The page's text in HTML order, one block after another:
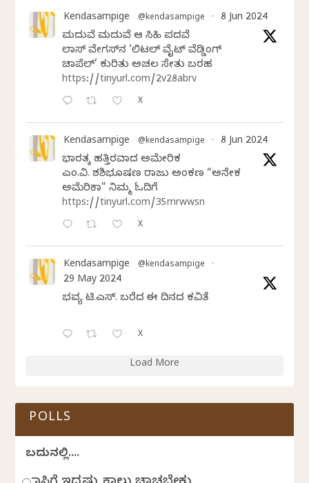
Kendasampige @kendasampige · 8 Jun 2024
ಮದುವೆ ಮದುವೆ ಆ ಸಿಹಿ ಪದವೆ
ಲಾಸ್‌ ವೇಗಸ್‌ನ ‘ಲಿಟಲ್ ವೈಟ್ ವೆಡ್ಡಿಂಗ್
ಚಾಪೆಲ್’ ಕುರಿತು ಅಚಲ ಸೇತು ಬರಹ
https://tinyurl.com/2v28abrv
X
Kendasampige @kendasampige · 8 Jun 2024
ಭಾರತಕ್ಕೆ ಹತ್ತಿರವಾದ ಅಮೇರಿಕ
ಎಂ.ವಿ. ಶಶಿಭೂಷಣ ರಾಜು ಅಂಕಣ “ಅನೇಕ
ಅಮೆರಿಕಾ” ನಿಮ್ಮ ಓದಿಗೆ
https://tinyurl.com/35mrwwsn
X
Kendasampige @kendasampige ·
29 May 2024
ಭವ್ಯ ಟಿ.ಎಸ್. ಬರೆದ ಈ ದಿನದ ಕವಿತೆ
X
Load More
POLLS
ಬದುಕಿನಲ್ಲಿ....